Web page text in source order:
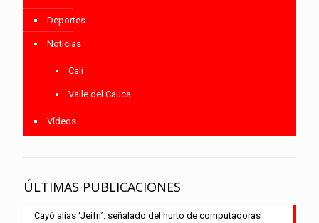
Deportes
Noticias
Cali
Valle del Cauca
Vídeos
ÚLTIMAS PUBLICACIONES
Cayó alias ‘Jeifri’: señalado del hurto de computadoras